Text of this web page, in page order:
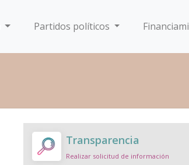
Partidos políticos
Transparencia
Realizar solicitud de información